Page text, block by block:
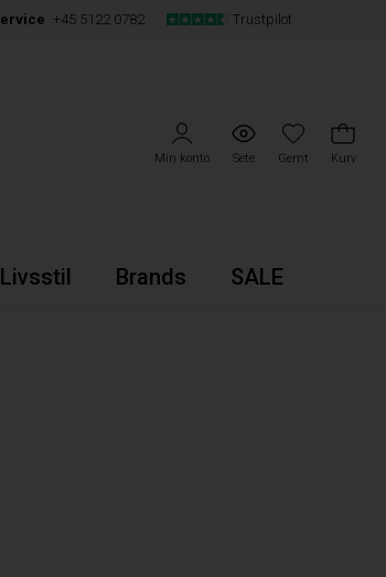
+45 5122 0782 Trustpilot
Min konto Sete Gemt Kurv
Livsstil Brands SALE